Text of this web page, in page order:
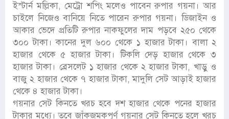
ইস্টার্ন মল্লিকা, মেট্রো শপিং মলেও পাবেন রুপার গয়না। আর
চাইলে নিজেও বানিয়ে নিতে পারেন রুপার গয়না। ডিজাইন ও
আকার ভেদে প্রতিটি রুপার নাকফুলের দাম পড়বে ২৫০ থেকে
৩০০ টাকা। কানের দুল ৬০০ থেকে ১ হাজার টাকা। বালা ২
হাজার থেকে ৫ হাজার টাকা। টিকলি দেড় হাজার থেকে ৩
হাজার টাকা। ব্রেসলেট ১ হাজার থেকে ২ হাজার টাকা, খাড়ু ও
বাজু ২ হাজার থেকে ৭ হাজার টাকা, মাদুলি সেট আড়াই হাজার
থেকে ৪ হাজার টাকা।
গয়নার সেট কিনতে খরচ হবে দশ হাজার থেকে পনের হাজার
টাকার মধ্যে। তবে জাঁকজমকপূর্ণ গয়নার সেট কিনতে হলে খরচ